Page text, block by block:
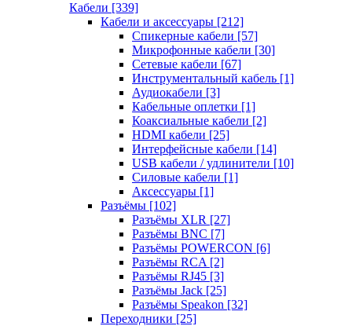
Кабели [339]
Кабели и аксессуары [212]
Спикерные кабели [57]
Микрофонные кабели [30]
Сетевые кабели [67]
Инструментальный кабель [1]
Аудиокабели [3]
Кабельные оплетки [1]
Коаксиальные кабели [2]
HDMI кабели [25]
Интерфейсные кабели [14]
USB кабели / удлинители [10]
Силовые кабели [1]
Аксессуары [1]
Разъёмы [102]
Разъёмы XLR [27]
Разъёмы BNC [7]
Разъёмы POWERCON [6]
Разъёмы RCA [2]
Разъёмы RJ45 [3]
Разъёмы Jack [25]
Разъёмы Speakon [32]
Переходники [25]